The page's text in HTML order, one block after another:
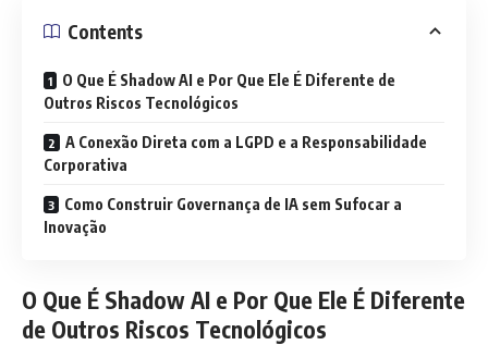
Contents
O Que É Shadow AI e Por Que Ele É Diferente de
Outros Riscos Tecnológicos
A Conexão Direta com a LGPD e a Responsabilidade
Corporativa
Como Construir Governança de IA sem Sufocar a
Inovação
O Que É Shadow AI e Por Que Ele É Diferente
de Outros Riscos Tecnológicos